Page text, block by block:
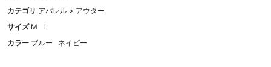
カテゴリ アパレル > アウター
サイズ M
L
カラー ブルー ネイビー